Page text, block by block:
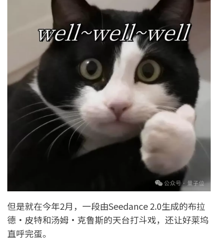
但是就在今年2月，一段由Seedance 2.0生成的布拉
德·皮特和汤姆·克鲁斯的天台打斗戏，还让好莱坞
直呼完蛋。